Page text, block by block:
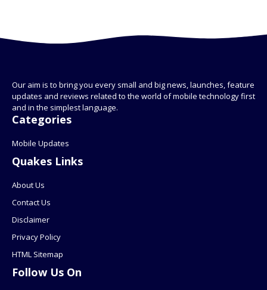
Our aim is to bring you every small and big news, launches, feature
updates and reviews related to the world of mobile technology first
and in the simplest language.
Categories
Mobile Updates
Quakes Links
About Us
Contact Us
Disclaimer
Privacy Policy
HTML Sitemap
Follow Us On